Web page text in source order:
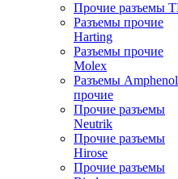
Прочие разъемы
Разъемы прочие
Harting
Разъемы прочие
Molex
Разъемы Amphenol
прочие
Прочие разъемы
Neutrik
Прочие разъемы
Hirose
Прочие разъемы